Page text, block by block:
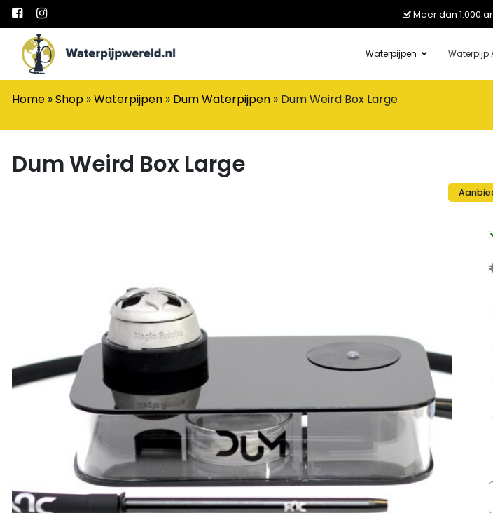
Meer dan 1.000
Main Navigation Waterpijpen Waterpijp
Home »Shop »Waterpijpen » Dum Waterpijpen » Dum Weird Box Large
Dum Weird Box Large